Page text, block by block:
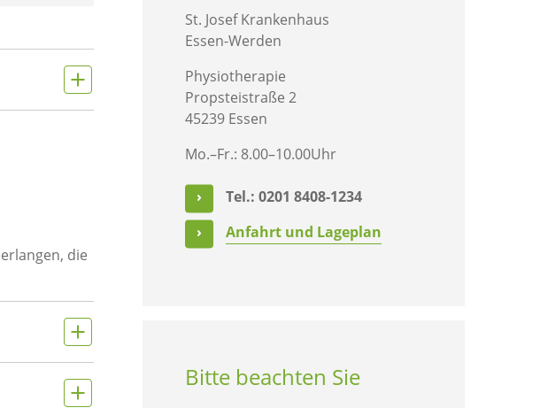
die
St. Josef Krankenhaus
Essen-Werden
Physiotherapie
Propsteistraße 2
45239 Essen
Mo.–Fr.: 8.00–10.00Uhr
Tel.: 0201 8408-1234
Anfahrt und Lageplan
Bitte beachten Sie